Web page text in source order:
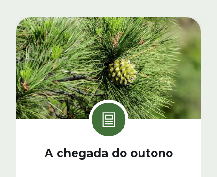
A chegada do outono